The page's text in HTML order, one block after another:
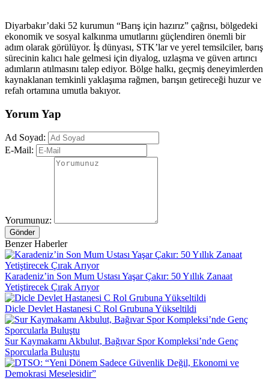
Diyarbakır’daki 52 kurumun “Barış için hazırız” çağrısı, bölgedeki
ekonomik ve sosyal kalkınma umutlarını güçlendiren önemli bir
adım olarak görülüyor. İş dünyası, STK’lar ve yerel temsilciler, barış
sürecinin kalıcı hale gelmesi için diyalog, uzlaşma ve güven artırıcı
adımların atılmasını talep ediyor. Bölge halkı, geçmiş deneyimlerden
kaynaklanan temkinli yaklaşıma rağmen, barışın getireceği huzur ve
refah ortamına umutla bakıyor.
Yorum Yap
Ad Soyad:
E-Mail:
Yorumunuz:
Gönder
Benzer Haberler
Karadeniz’in Son Mum Ustası Yaşar Çakır: 50 Yıllık Zanaat
Yetiştirecek Çırak Arıyor
Dicle Devlet Hastanesi C Rol Grubuna Yükseltildi
Sur Kaymakamı Akbulut, Bağıvar Spor Kompleksi’nde Genç
Sporcularla Buluştu